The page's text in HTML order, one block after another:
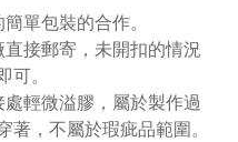
單包裝的合作。
接郵寄，未開扣的情況
。
輕微溢膠，屬於製作過
，不屬於瑕疵品範圍。